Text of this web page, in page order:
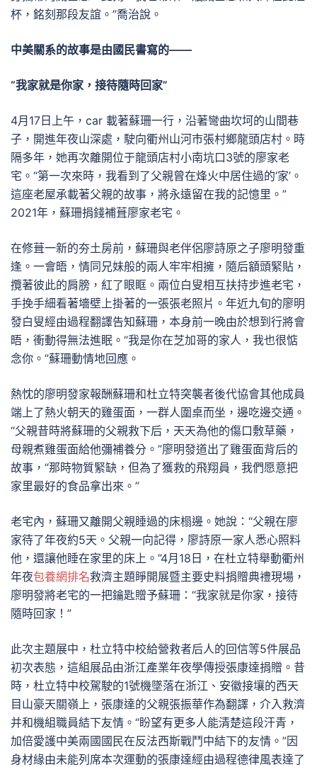
杯，銘刻那段友誼。”喬治說。
中美關系的故事是由國民書寫的——
“我家就是你家，接待隨時回家”
4月17日上午，car 載著蘇珊一行，沿著彎曲坎坷的山間巷
子，開進年夜山深處，駛向衢州山河市張村鄉龍頭店村。時
隔多年，她再次離開位于龍頭店村小南坑口3號的廖家老
宅。“第一次來時，我看到了父親曾在烽火中居住過的‘家’。
這座老屋承載著父親的故事，將永遠留在我的記憶里。”
2021年，蘇珊捐錢補葺廖家老宅。
在修葺一新的夯土房前，蘇珊與老伴侶廖詩原之子廖明發重
逢。一會晤，情同兄妹般的兩人牢牢相擁，隨后額頭緊貼，
攬著彼此的肩膀，紅了眼眶。兩位白叟相互扶持步進老宅，
手挽手細看著墻壁上掛著的一張張老照片。年近九旬的廖明
發白叟經由過程翻譯告知蘇珊，本身前一晚由於想到行將會
晤，衝動得無法進眠。“我是你在芝加哥的家人，我也很惦
念你。”蘇珊動情地回應。
熱忱的廖明發家報酬蘇珊和杜立特突襲者後代協會其他成員
端上了熱火朝天的雞蛋面，一群人圍桌而坐，邊吃邊交通。
“父親昔時將蘇珊的父親救下后，天天為他的傷口敷草藥，
母親煮雞蛋面給他彌補養分。”廖明發道出了雞蛋面背后的
故事，“那時物質緊缺，但為了獲救的飛翔員，我們愿意把
家里最好的食品拿出來。”
老宅內，蘇珊又離開父親睡過的床榻邊。她說：“父親在廖
家待了年夜約5天。父親一向記得，廖詩原一家人悉心照料
他，還讓他睡在家里的床上。”4月18日，在杜立特舉動衢州
年夜包養網排名救濟主題睜開展暨主要史料捐贈典禮現場，
廖明發將老宅的一把鑰匙贈予蘇珊：“我家就是你家，接待
隨時回家！”
此次主題展中，杜立特中校給營救者后人的回信等5件展品
初次表態，這組展品由浙江產業年夜學傳授張康達捐贈。昔
時，杜立特中校駕駛的1號機墜落在浙江、安徽接壤的西天
目山豪天關嶺上，張康達的父親張振華作為翻譯，介入救濟
并和機組職員結下友情。“盼望有更多人能清楚這段汗青，
加倍愛護中美兩國國民在反法西斯戰鬥中結下的友情。”因
身材緣由未能列席本次運動的張康達經由過程德律風表達了